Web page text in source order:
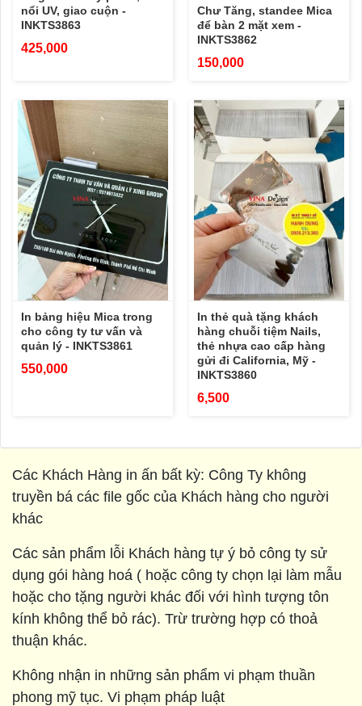
nổi UV, giao cuộn -
INKTS3863
425,000
Chư Tăng, standee Mica
để bàn 2 mặt xem -
INKTS3862
150,000
In bảng hiệu Mica trong
cho công ty tư vấn và
quản lý - INKTS3861
550,000
In thẻ quà tặng khách
hàng chuỗi tiệm Nails,
thẻ nhựa cao cấp hàng
gửi đi California, Mỹ -
INKTS3860
6,500
Các Khách Hàng in ấn bất kỳ: Công Ty không
truyền bá các file gốc của Khách hàng cho người
khác
Các sản phẩm lỗi Khách hàng tự ý bỏ công ty sử
dụng gói hàng hoá ( hoặc công ty chọn lại làm mẫu
hoặc cho tặng người khác đối với hình tượng tôn
kính không thể bỏ rác). Trừ trường hợp có thoả
thuận khác.
Không nhận in những sản phẩm vi phạm thuần
phong mỹ tục. Vi phạm pháp luật